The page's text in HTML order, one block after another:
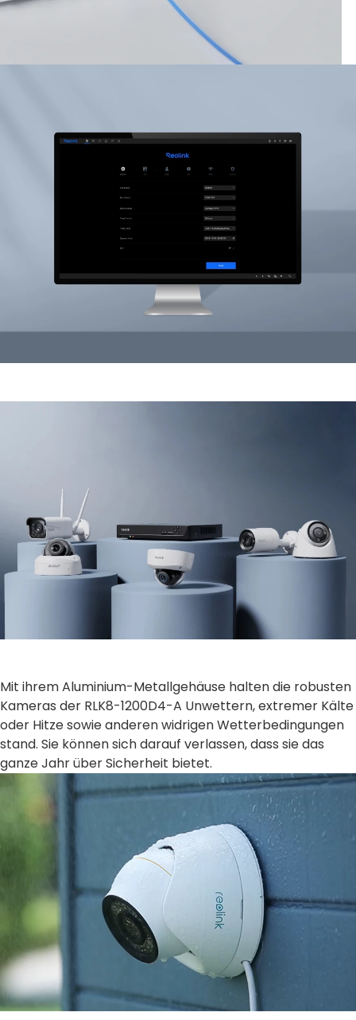
Mit ihrem Aluminium-Metallgehäuse halten die robusten
Kameras der RLK8-1200D4-A Unwettern, extremer Kälte
oder Hitze sowie anderen widrigen Wetterbedingungen
stand. Sie können sich darauf verlassen, dass sie das
ganze Jahr über Sicherheit bietet.